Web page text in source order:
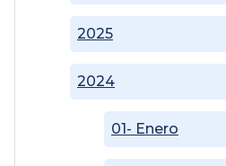
2024
01- Enero
2025